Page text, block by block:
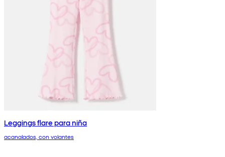
Leggings flare para niña
acanalados, con volantes